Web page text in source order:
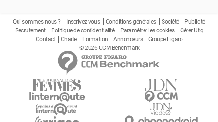
Qui sommes-nous ? Inscrivez-vous Conditions générales Société
Publicité
Recrutement
Politique de confidentialité Paramétrer les cookies
Gérer Utiq
Contact
Charte Formation Annonceurs
Groupe Figaro
© 2026 CCM Benchmark